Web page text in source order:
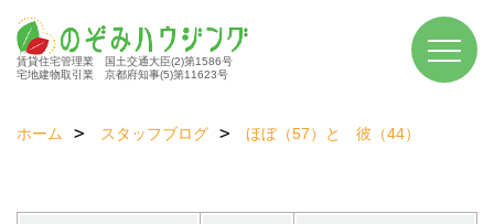
賃貸住宅管理業 国土交通大臣(2)第1586号
宅地建物取引業 京都府知事(5)第11623号
ホーム スタッフブログ ほぼ（57）と 彼（44）